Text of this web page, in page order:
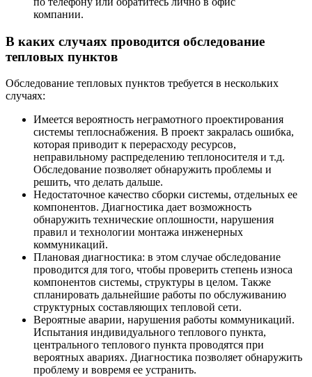
компании.
В каких случаях проводится обследование
тепловых пунктов
Обследование тепловых пунктов требуется в нескольких
случаях:
Имеется вероятность неграмотного проектирования
системы теплоснабжения. В проект закралась ошибка,
которая приводит к перерасходу ресурсов,
неправильному распределению теплоносителя и т.д.
Обследование позволяет обнаружить проблемы и
решить, что делать дальше.
Недостаточное качество сборки системы, отдельных ее
компонентов. Диагностика дает возможность
обнаружить технические оплошности, нарушения
правил и технологии монтажа инженерных
коммуникаций.
Плановая диагностика: в этом случае обследование
проводится для того, чтобы проверить степень износа
компонентов системы, структуры в целом. Также
спланировать дальнейшие работы по обслуживанию
структурных составляющих тепловой сети.
Вероятные аварии, нарушения работы коммуникаций.
Испытания индивидуального теплового пункта,
центрального теплового пункта проводятся при
вероятных авариях. Диагностика позволяет обнаружить
проблему и вовремя ее устранить.